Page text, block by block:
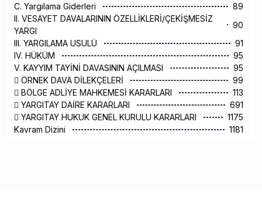
C. Yargılama Giderleri
89
II. VESAYET DAVALARININ ÖZELLİKLERİ/ÇEKİŞMESİZ
YARGI
90
III. YARGILAMA USULÜ
91
IV. HÜKÜM
95
V. KAYYIM TAYİNİ DAVASININ AÇILMASI
95
 ÖRNEK DAVA DİLEKÇELERİ
99
 BÖLGE ADLİYE MAHKEMESİ KARARLARI
113
 YARGITAY DAİRE KARARLARI
691
 YARGITAY HUKUK GENEL KURULU KARARLARI
1175
Kavram Dizini
1181